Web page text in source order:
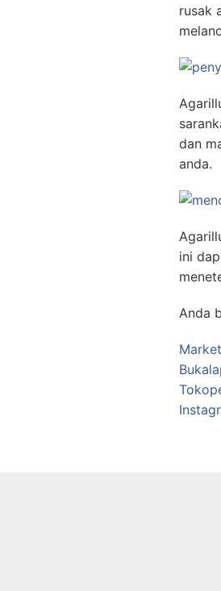
rusak
dan
anda.
ini
Anda